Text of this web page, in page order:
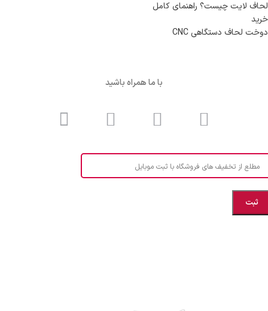
لحاف لایت چیست؟ راهنمای کامل
خرید
دوخت لحاف دستگاهی CNC
با ما همراه باشید
مطلع از تخفیف های فروشگاه با ثبت موبایل